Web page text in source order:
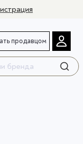
продавцом